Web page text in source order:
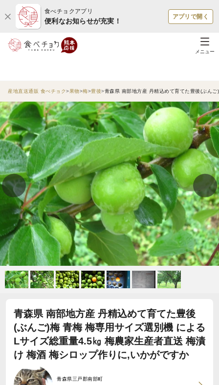
食べチョクアプリ
便利なお知らせが充実！
アプリで開く
メニュー
産地直送通販 食べチョク 果物 梅 豊後 青森県 南部地方産 丹精込めて育てた豊後(ぶん
青森県 南部地方産 丹精込めて育てた豊後
(ぶんご)梅 青梅 梅専用サイズ選別機 による
Lサイズ総重量4.5㎏ 梅農家生産者直送 梅漬
け 梅酒 梅シロップ作りに,いかがですか
青森県三戸郡南部町